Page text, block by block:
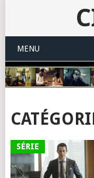
MENU
SÉRIE